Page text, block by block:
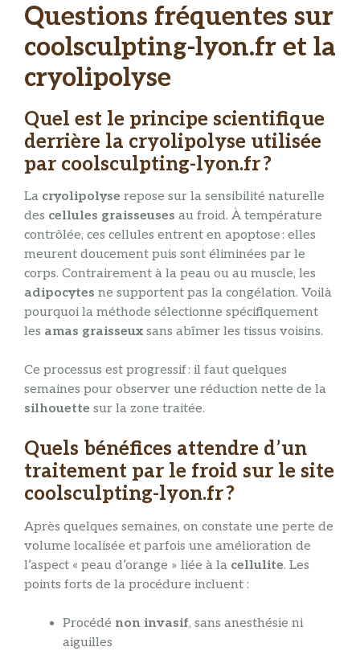
Questions fréquentes sur
coolsculpting-lyon.fr et la
cryolipolyse
Quel est le principe scientifique
derrière la cryolipolyse utilisée
par coolsculpting-lyon.fr ?
La cryolipolyse repose sur la sensibilité naturelle
des cellules graisseuses au froid. À température
contrôlée, ces cellules entrent en apoptose : elles
meurent doucement puis sont éliminées par le
corps. Contrairement à la peau ou au muscle, les
adipocytes ne supportent pas la congélation. Voilà
pourquoi la méthode sélectionne spécifiquement
les amas graisseux sans abîmer les tissus voisins.
Ce processus est progressif : il faut quelques
semaines pour observer une réduction nette de la
silhouette sur la zone traitée.
Quels bénéfices attendre d’un
traitement par le froid sur le site
coolsculpting-lyon.fr ?
Après quelques semaines, on constate une perte de
volume localisée et parfois une amélioration de
l’aspect « peau d’orange » liée à la cellulite. Les
points forts de la procédure incluent :
Procédé non invasif, sans anesthésie ni
aiguilles